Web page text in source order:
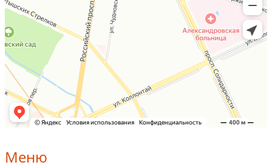
Меню